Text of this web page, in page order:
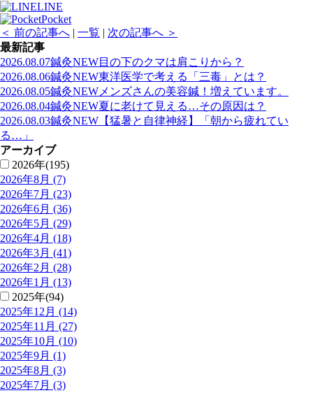
LINE
Pocket
＜ 前の記事へ | 一覧 | 次の記事へ ＞
最新記事
2026.08.07鍼灸NEW目の下のクマは肩こりから？
2026.08.06鍼灸NEW東洋医学で考える「三毒」とは？
2026.08.05鍼灸NEW メンズさんの美容鍼！増えています。
2026.08.04鍼灸NEW夏に老けて見える…その原因は？
2026.08.03鍼灸NEW 【猛暑と自律神経】「朝から疲れてい
る…」
アーカイブ
2026年(195)
2026年8月 (7)
2026年7月 (23)
2026年6月 (36)
2026年5月 (29)
2026年4月 (18)
2026年3月 (41)
2026年2月 (28)
2026年1月 (13)
2025年(94)
2025年12月 (14)
2025年11月 (27)
2025年10月 (10)
2025年9月 (1)
2025年8月 (3)
2025年7月 (3)